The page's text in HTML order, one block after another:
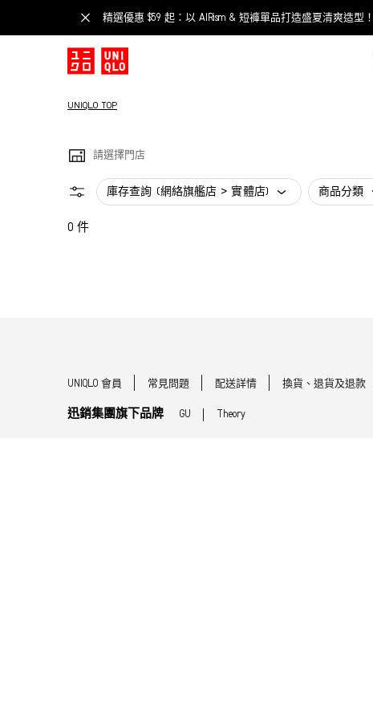
精選優惠 $59 起：以 AIRism & 短褲單品打造盛夏清爽造型！
UNIQLO TOP
請選擇門店
庫存查詢 (網絡旗艦店 > 實體店) 商品分類
0 件
UNIQLO 會員 常見問題 配送詳情 換貨、退貨及退款
迅銷集團旗下品牌 GU Theory